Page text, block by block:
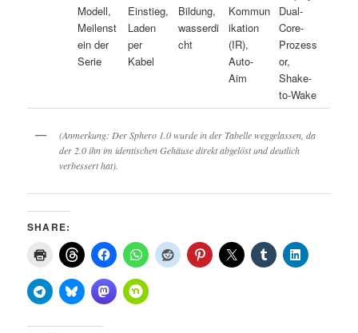
Modell,
Meilenst
ein der
Serie
Einstieg,
Laden
per
Kabel
Bildung,
wasserdi
cht
Kommun
ikation
(IR),
Auto-
Aim
Dual-
Core-
Prozess
or,
Shake-
to-Wake
(Anmerkung: Der Sphero 1.0 wurde in der Tabelle weggelassen, da
der 2.0 ihn im identischen Gehäuse direkt abgelöst und deutlich
verbessert hat).
SHARE: